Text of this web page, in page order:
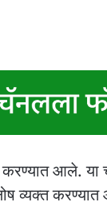
करण्यात आले. या
व्यक्त